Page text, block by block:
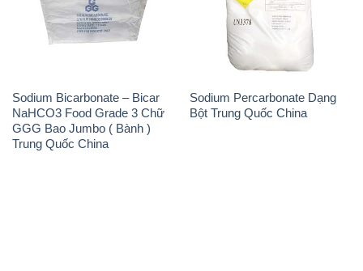
Sodium Bicarbonate – Bicar
NaHCO3 Food Grade 3 Chữ
GGG Bao Jumbo ( Bành )
Trung Quốc China
Sodium Percarbonate Dạng
Bột Trung Quốc China